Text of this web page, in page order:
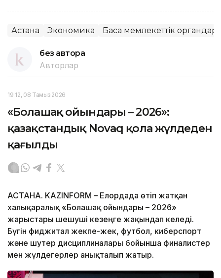
Астана Экономика Басқа мемлекеттік органдар
без автора
Авторлар
19:12, 08 Тамыз 2026
«Болашақ ойындары – 2026»:
қазақстандық Novaq қола жүлдеден
қағылды
АСТАНА. KAZINFORM – Елордада өтіп жатқан
халықаралық «Болашақ ойындары – 2026»
жарыстары шешуші кезеңге жақындап келеді.
Бүгін фиджитал жекпе-жек, футбол, киберспорт
және шутер дисциплиналары бойынша финалистер
мен жүлдегерлер анықталып жатыр.